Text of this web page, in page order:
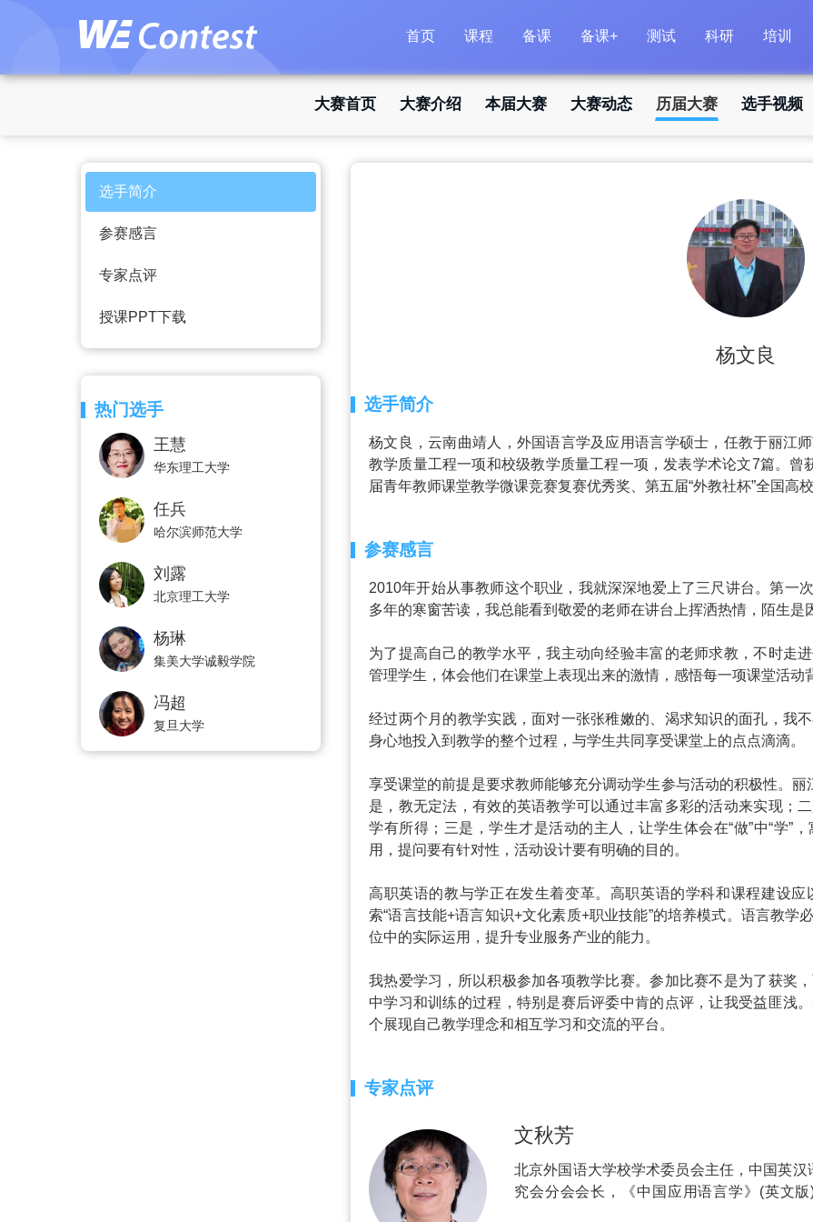
首页 课程 备课 备课+ 测试 科研 培训
大赛首页 大赛介绍 本届大赛 大赛动态 历届大赛 选手视频
选手简介
参赛感言
专家点评
授课PPT下载
热门选手
王慧
华东理工大学
任兵
哈尔滨师范大学
刘露
北京理工大学
杨琳
集美大学诚毅学院
冯超
复旦大学
杨文良
选手简介
杨文良，云南曲靖人，外国语言学及应用语言学硕士，任教于丽江
教学质量工程一项和校级教学质量工程一项，发表学术论文7篇。曾
届青年教师课堂教学微课竞赛复赛优秀奖、第五届“外教社杯”全国高
参赛感言
2010年开始从事教师这个职业，我就深深地爱上了三尺讲台。第一
多年的寒窗苦读，我总能看到敬爱的老师在讲台上挥洒热情，陌生是
为了提高自己的教学水平，我主动向经验丰富的老师求教，不时走
管理学生，体会他们在课堂上表现出来的激情，感悟每一项课堂活动
经过两个月的教学实践，面对一张张稚嫩的、渴求知识的面孔，我
身心地投入到教学的整个过程，与学生共同享受课堂上的点点滴滴。
享受课堂的前提是要求教师能够充分调动学生参与活动的积极性。丽
是，教无定法，有效的英语教学可以通过丰富多彩的活动来实现；
学有所得；三是，学生才是活动的主人，让学生体会在“做”中“学”
用，提问要有针对性，活动设计要有明确的目的。
高职英语的教与学正在发生着变革。高职英语的学科和课程建设
索“语言技能+语言知识+文化素质+职业技能”的培养模式。语言教学
位中的实际运用，提升专业服务产业的能力。
我热爱学习，所以积极参加各项教学比赛。参加比赛不是为了获奖
中学习和训练的过程，特别是赛后评委中肯的点评，让我受益匪浅
个展现自己教学理念和相互学习和交流的平台。
专家点评
文秋芳
北京外国语大学校学术委员会主任，中国英
究会分会会长，《中国应用语言学》(英文